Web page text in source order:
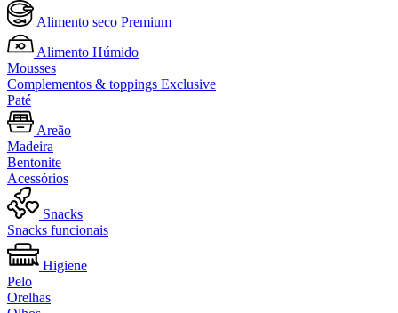
Alimento seco Premium
Alimento Húmido
Mousses
Complementos & toppings Exclusive
Paté
Areão
Madeira
Bentonite
Acessórios
Snacks
Snacks funcionais
Higiene
Pelo
Orelhas